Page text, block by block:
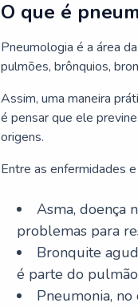
O que é
Pneumologia é a área
pulmões, brônquios,
Assim, uma maneira
é pensar que ele
origens.
Entre as enfermidades
Asma, doença
problemas para
Bronquite
é parte do
Pneumonia,